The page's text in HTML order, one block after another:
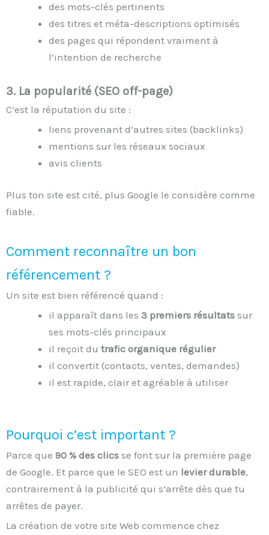
des mots-clés pertinents
des titres et méta-descriptions optimisés
des pages qui répondent vraiment à
l’intention de recherche
3. La popularité (SEO off-page)
C’est la réputation du site :
liens provenant d’autres sites (backlinks)
mentions sur les réseaux sociaux
avis clients
Plus ton site est cité, plus Google le considère comme
fiable.
Comment reconnaître un bon
référencement ?
Un site est bien référencé quand :
il apparaît dans les 3 premiers résultats sur
ses mots-clés principaux
il reçoit du trafic organique régulier
il convertit (contacts, ventes, demandes)
il est rapide, clair et agréable à utiliser
Pourquoi c’est important ?
Parce que 90 % des clics se font sur la première page
de Google. Et parce que le SEO est un levier durable,
contrairement à la publicité qui s’arrête dès que tu
arrêtes de payer.
La création de votre site Web commence chez